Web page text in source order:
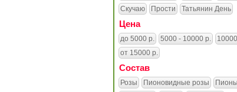
Скучаю
Прости Татьянин День
Цена
до 5000 р. 5000 - 10000 р.
от 15000 р.
Состав
Розы Пионовидные розы
Пионы